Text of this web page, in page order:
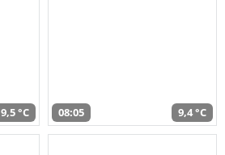
9,5 °C 08:05 9,4 °C